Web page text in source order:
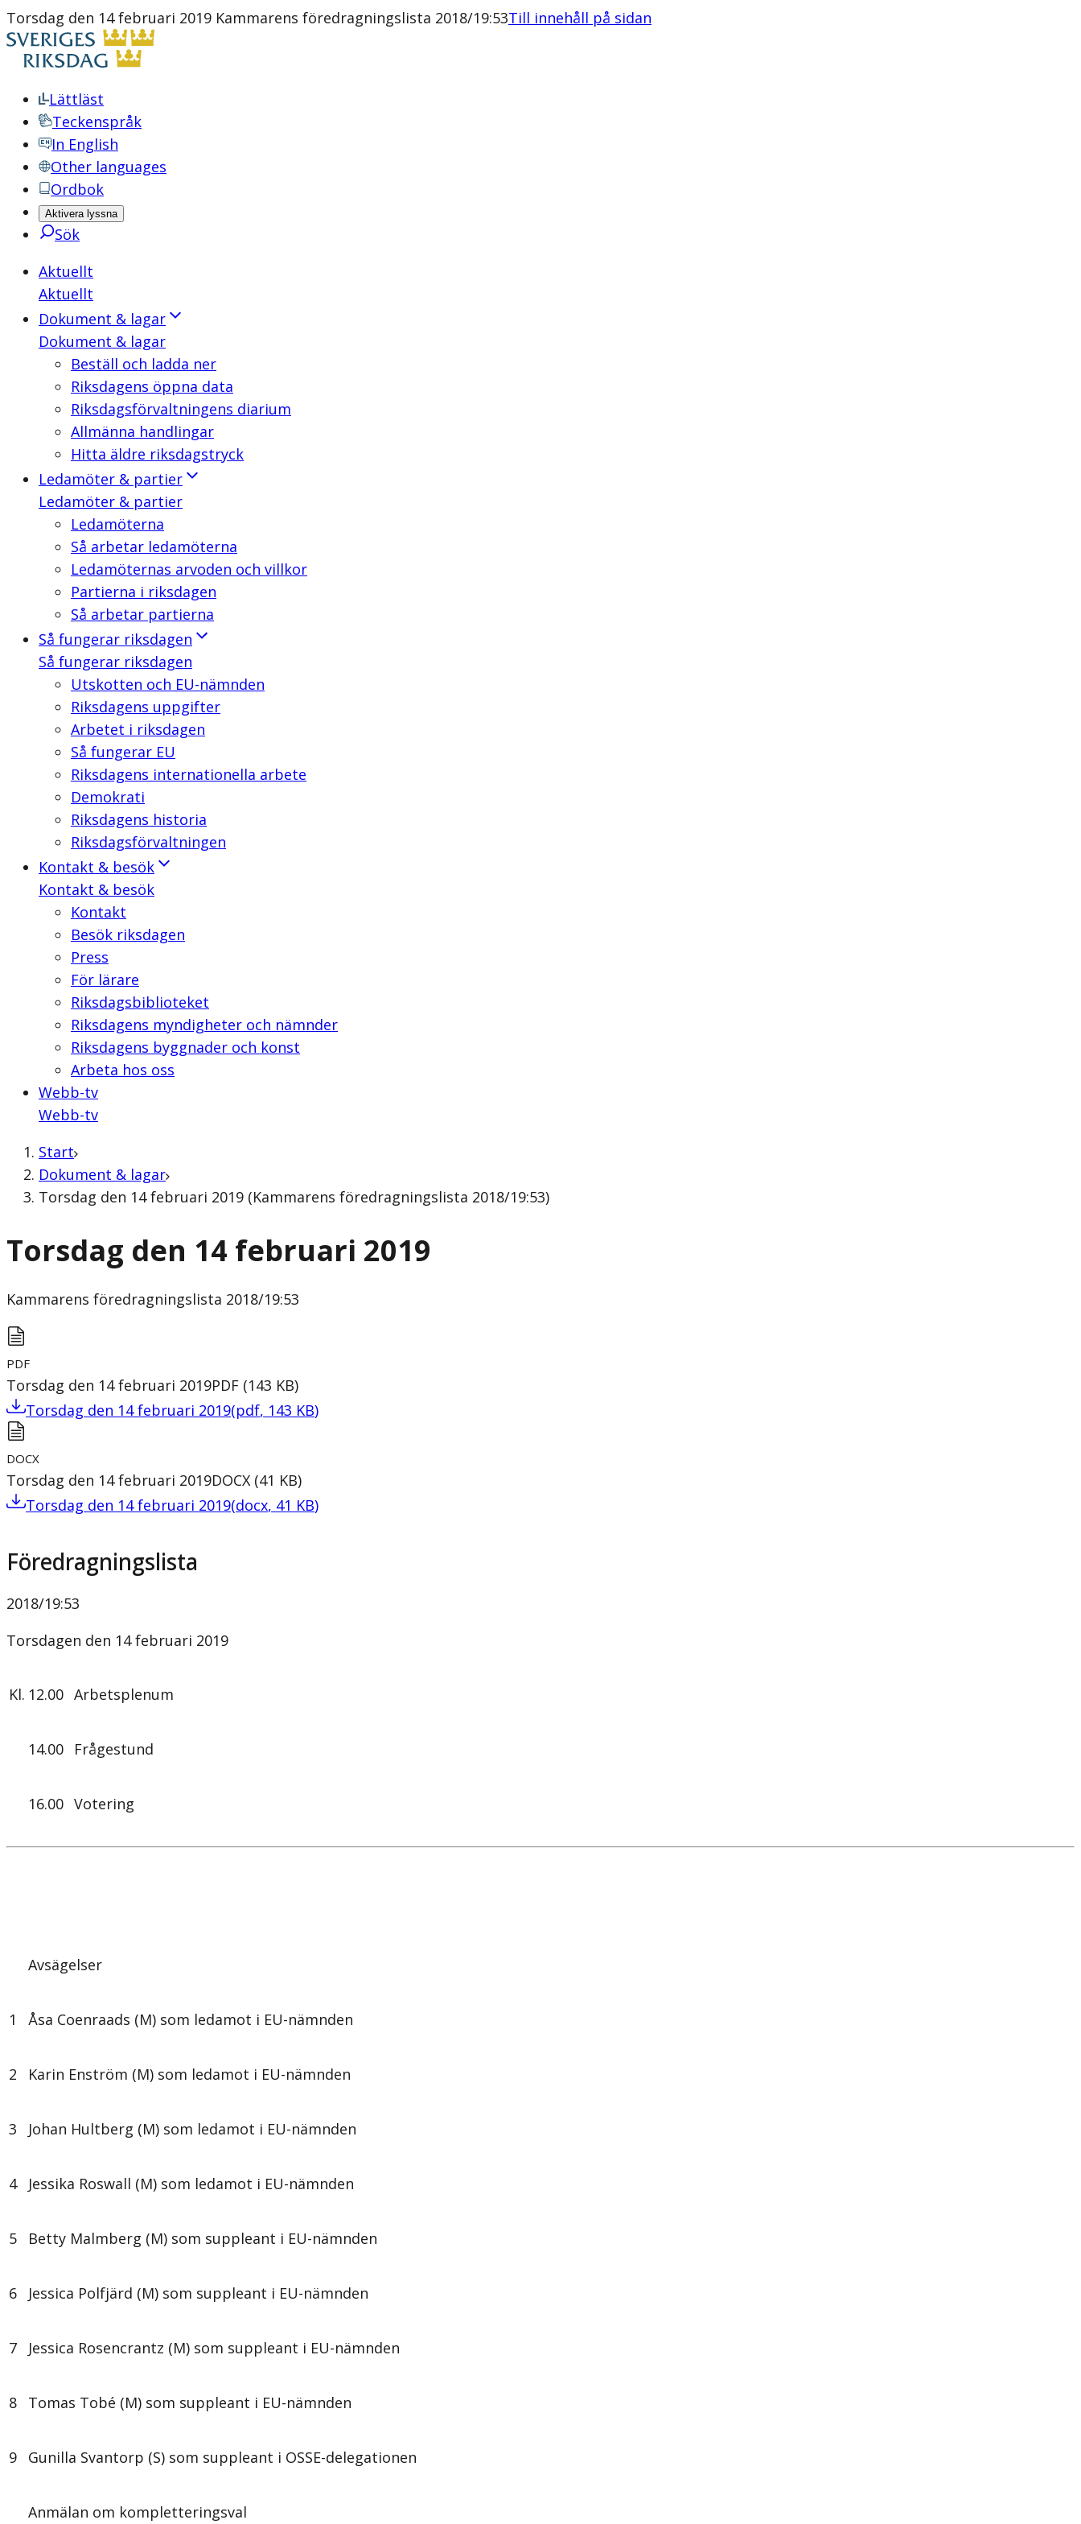
Torsdag den 14 februari 2019 Kammarens föredragningslista 2018/19:53Till innehåll på sidan
Lättläst
Teckenspråk
In English
Other languages
Ordbok
Aktivera lyssna
Sök
Aktuellt
Aktuellt
Dokument & lagar
Dokument & lagar
Beställ och ladda ner
Riksdagens öppna data
Riksdagsförvaltningens diarium
Allmänna handlingar
Hitta äldre riksdagstryck
Ledamöter & partier
Ledamöter & partier
Ledamöterna
Så arbetar ledamöterna
Ledamöternas arvoden och villkor
Partierna i riksdagen
Så arbetar partierna
Så fungerar riksdagen
Så fungerar riksdagen
Utskotten och EU-nämnden
Riksdagens uppgifter
Arbetet i riksdagen
Så fungerar EU
Riksdagens internationella arbete
Demokrati
Riksdagens historia
Riksdagsförvaltningen
Kontakt & besök
Kontakt & besök
Kontakt
Besök riksdagen
Press
För lärare
Riksdagsbiblioteket
Riksdagens myndigheter och nämnder
Riksdagens byggnader och konst
Arbeta hos oss
Webb-tv
Webb-tv
Start
Dokument & lagar
Torsdag den 14 februari 2019 (Kammarens föredragningslista 2018/19:53)
Torsdag den 14 februari 2019
Kammarens föredragningslista 2018/19:53
PDF
Torsdag den 14 februari 2019PDF (143 KB)
Torsdag den 14 februari 2019(pdf, 143 KB)
DOCX
Torsdag den 14 februari 2019DOCX (41 KB)
Torsdag den 14 februari 2019(docx, 41 KB)
Föredragningslista
2018/19:53
Torsdagen den 14 februari 2019
Kl. 12.00 Arbetsplenum
14.00 Frågestund
16.00 Votering
Avsägelser
1 Åsa Coenraads (M) som ledamot i EU-nämnden
2 Karin Enström (M) som ledamot i EU-nämnden
3 Johan Hultberg (M) som ledamot i EU-nämnden
4 Jessika Roswall (M) som ledamot i EU-nämnden
5 Betty Malmberg (M) som suppleant i EU-nämnden
6 Jessica Polfjärd (M) som suppleant i EU-nämnden
7 Jessica Rosencrantz (M) som suppleant i EU-nämnden
8 Tomas Tobé (M) som suppleant i EU-nämnden
9 Gunilla Svantorp (S) som suppleant i OSSE-delegationen
Anmälan om kompletteringsval